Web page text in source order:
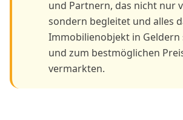
und Partnern, das nicht nur
sondern begleitet und alles
Immobilienobjekt in Geldern
und zum bestmöglichen
vermarkten.